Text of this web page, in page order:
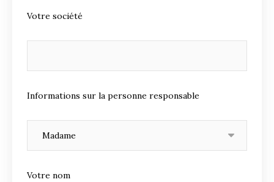
Votre société
Informations sur la personne responsable
Votre nom